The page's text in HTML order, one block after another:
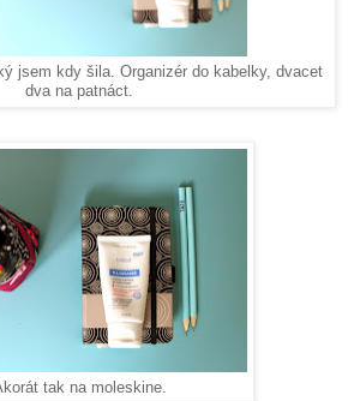
jsem kdy šila. Organizér do kabelky, dvacet
dva na patnáct.
tak na moleskine.